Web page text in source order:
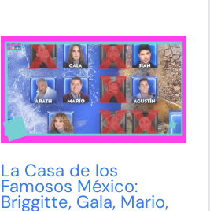
La Casa de los
Famosos México:
Briggitte, Gala, Mario,